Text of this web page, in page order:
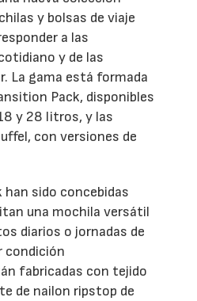
y bolsas de viaje
a las
y de las
La gama está formada
Pack, disponibles
y 28 litros, y las
con versiones de
han sido concebidas
una mochila versátil
diarios o jornadas de
condición
fabricadas con tejido
de nailon ripstop de